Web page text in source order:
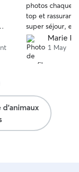
photos chaque
top et rassurant
super séjour,
heureuse et
les yeux fermés
sans hésiter !
Marie P.
1 May
d'animaux